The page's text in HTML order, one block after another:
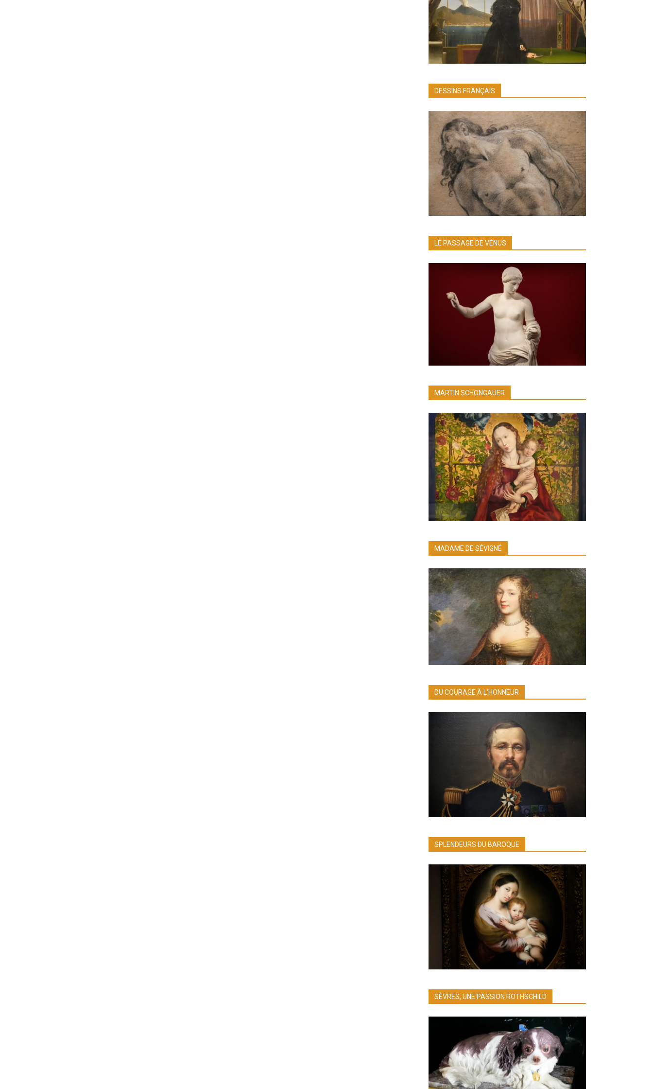
DESSINS FRANÇAIS
LE PASSAGE DE VÉNUS
MARTIN SCHONGAUER
MADAME DE SÉVIGNÉ
DU COURAGE À L’HONNEUR
SPLENDEURS DU BAROQUE
SÈVRES, UNE PASSION ROTHSCHILD